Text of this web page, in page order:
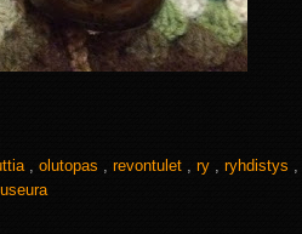
olutopas revontulet ry ryhdistys